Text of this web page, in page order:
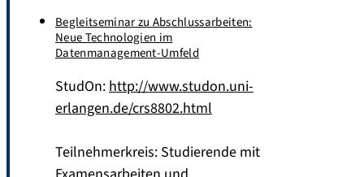
Begleitseminar zu Abschlussarbeiten:
Neue Technologien im
Datenmanagement-Umfeld
StudOn: http://www.studon.uni-
erlangen.de/crs8802.html
Teilnehmerkreis: Studierende mit